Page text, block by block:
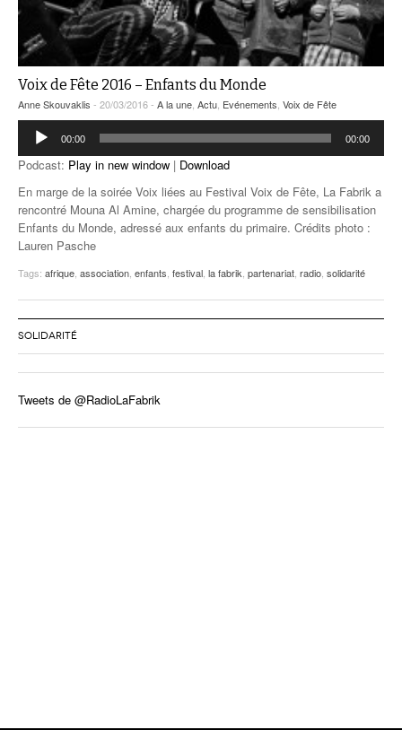
Voix de Fête 2016 – Enfants du Monde
Anne Skouvaklis - 20/03/2016 - A la une, Actu, Evénements, Voix de Fête
Lecteur
audio
00:00 00:00
Podcast: Play in new window | Download
En marge de la soirée Voix liées au Festival Voix de Fête, La Fabrik a
rencontré Mouna Al Amine, chargée du programme de sensibilisation
Enfants du Monde, adressé aux enfants du primaire. Crédits photo :
Lauren Pasche
Tags: afrique, association, enfants, festival, la fabrik, partenariat, radio, solidarité
SOLIDARITÉ
Tweets de @RadioLaFabrik